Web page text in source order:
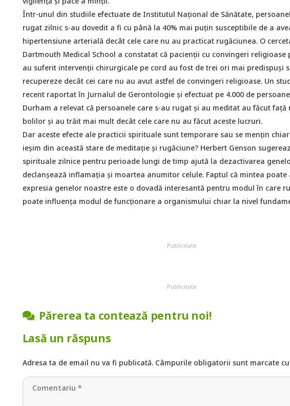
Într-unul din studiile efectuate de Institutul Național de Sănătate,
rugat zilnic s-au dovedit a fi cu până la 40% mai puțin susceptibile de a
hipertensiune arterială decât cele care nu au practicat rugăciunea. O
Dartmouth Medical School a constatat că pacienții cu convingeri religioase
au suferit intervenții chirurgicale pe cord au fost de trei ori mai predispuşi
recupereze decât cei care nu au avut astfel de convingeri religioase. Un
recent raportat în Jurnalul de Gerontologie şi efectuat pe 4.000 de
Durham a relevat că persoanele care s-au rugat şi au meditat au făcut față
bolilor şi au trăit mai mult decât cele care nu au făcut aceste lucruri.
Dar aceste efecte ale practicii spirituale sunt temporare sau se mențin
ieşim din această stare de meditație şi rugăciune? Herbert Genson
spirituale zilnice pentru perioade lungi de timp ajută la dezactivarea
declanşează inflamația şi moartea anumitor celule. Faptul că mintea poate
expresia genelor noastre este o dovadă interesantă pentru modul în care
poate influența modul de funcționare a organismului chiar la nivel
Publicitate
Publicitate
Părerea ta contează pentru noi!
Lasă un răspuns
Adresa ta de email nu va fi publicată. Câmpurile obligatorii sunt marcate cu